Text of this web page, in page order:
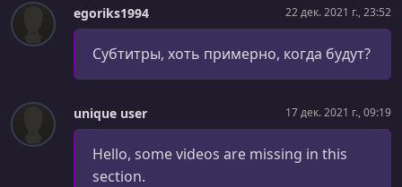
УРОК 94. 00:13:11
Understanding Branches, Merging & Fixing Merge
Conflicts [Day 13]
00:13:54
Deleting Branches & Commits, Reverting Staged &
Unstaged Changes [Day 13]
00:04:36
Onwards to GitHub - What & Why? [Day 13]
egoriks1994 22 дек. 2021 г., 23:52
Субтитры, хоть примерно, когда будут?
unique user 17 дек. 2021 г., 09:19
Hello, some videos are missing in this
section.